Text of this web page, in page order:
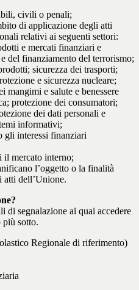
civili o penali;
di applicazione degli atti
relativi ai seguenti settori:
e mercati finanziari e
del finanziamento del terrorismo;
sicurezza dei trasporti;
e sicurezza nucleare;
mangimi e salute e benessere
protezione dei consumatori;
dei dati personali e
informativi;
gli interessi finanziari
il mercato interno;
l’oggetto o la finalità
dell’Unione.
di segnalazione ai quai accedere
più sotto.
Regionale di riferimento)